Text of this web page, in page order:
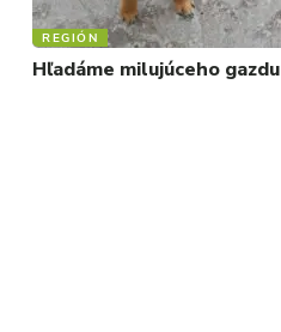
REGIÓN
Hľadáme milujúceho gazdu